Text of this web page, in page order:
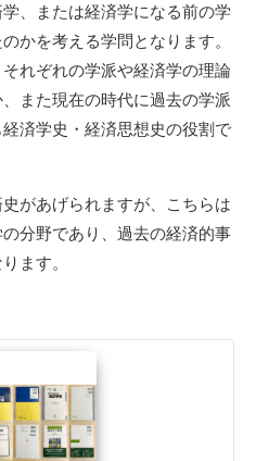
、または経済学になる前の学
かを考える学問となります。
れぞれの学派や経済学の理論
また現在の時代に過去の学派
済学史・経済思想史の役割で
があげられますが、こちらは
分野であり、過去の経済的事
ます。